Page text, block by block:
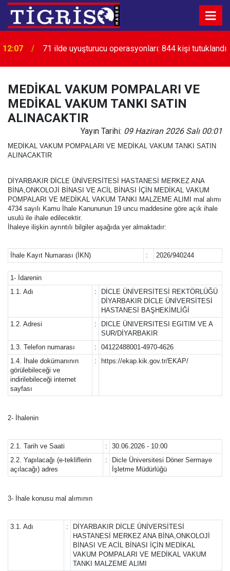
12:07 71 ilde uyuşturucu operasyonları: 844 kişi tutuklandı
MEDİKAL VAKUM POMPALARI VE
MEDİKAL VAKUM TANKI SATIN
ALINACAKTIR
Yayın Tarihi: 09 Haziran 2026 Salı 00:01
MEDİKAL VAKUM POMPALARI VE MEDİKAL VAKUM TANKI SATIN
ALINACAKTIR
DİYARBAKIR DİCLE ÜNİVERSİTESİ HASTANESİ MERKEZ ANA
BİNA,ONKOLOJİ BİNASI VE ACİL BİNASI İÇİN MEDİKAL VAKUM
POMPALARI VE MEDİKAL VAKUM TANKI MALZEME ALIMI mal alımı
4734 sayılı Kamu İhale Kanununun 19 uncu maddesine göre açık ihale
usulü ile ihale edilecektir.
İhaleye ilişkin ayrıntılı bilgiler aşağıda yer almaktadır:
İhale Kayıt Numarası (İKN) : 2026/940244
1- İdarenin
1.1. Adı
:
DİCLE ÜNİVERSİTESİ REKTÖRLÜĞÜ
DİYARBAKIR DİCLE ÜNİVERSİTESİ
HASTANESİ BAŞHEKİMLİĞİ
1.2. Adresi
:
DICLE ÜNIVERSITESI EGITIM VE A
SUR/DİYARBAKIR
1.3. Telefon numarası
:
04122488001-4970-4626
1.4. İhale dokümanının
görülebileceği ve
indirilebileceği internet
sayfası
: https://ekap.kik.gov.tr/EKAP/
2- İhalenin
2.1. Tarih ve Saati :
30.06.2026 - 10:00
2.2. Yapılacağı (e-tekliflerin
açılacağı) adres
:
Dicle Üniversitesi Döner Sermaye
İşletme Müdürlüğü
3- İhale konusu mal alımının
3.1. Adı :
DİYARBAKIR DİCLE ÜNİVERSİTESİ
HASTANESİ MERKEZ ANA BİNA,ONKOLOJİ
BİNASI VE ACİL BİNASI İÇİN MEDİKAL
VAKUM POMPALARI VE MEDİKAL VAKUM
TANKI MALZEME ALIMI